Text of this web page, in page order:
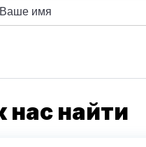
нас найти